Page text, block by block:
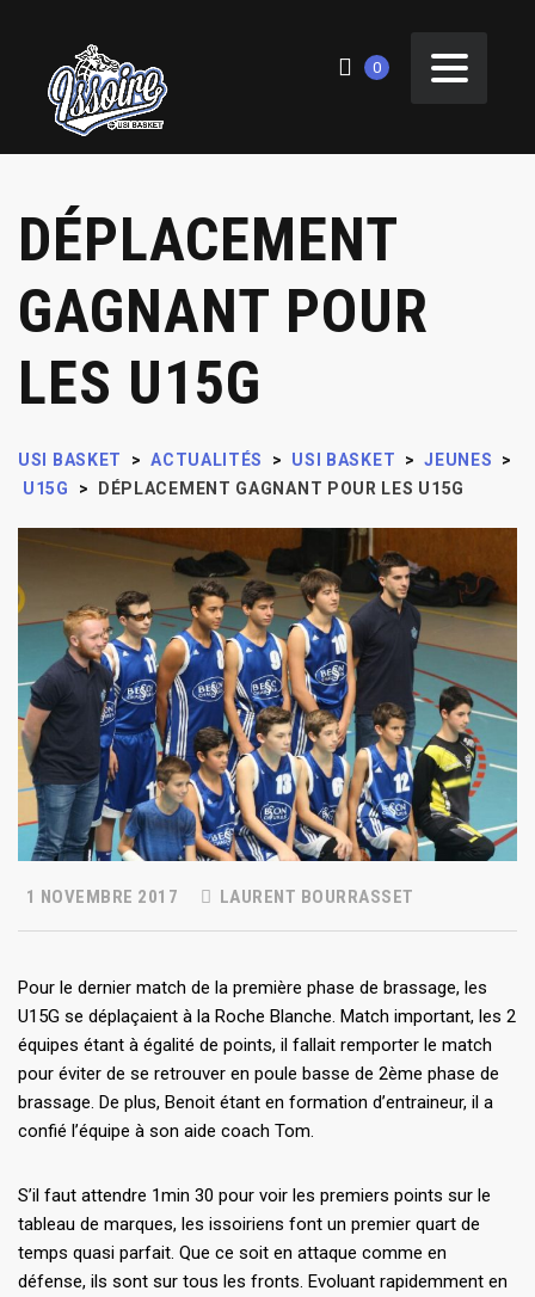
0
DÉPLACEMENT
GAGNANT POUR
LES U15G
USI BASKET > ACTUALITÉS > USI BASKET > JEUNES
>
U15G
> DÉPLACEMENT GAGNANT POUR LES U15G
1 NOVEMBRE 2017 LAURENT BOURRASSET
Pour le dernier match de la première phase de brassage, les
U15G se déplaçaient à la Roche Blanche. Match important, les 2
équipes étant à égalité de points, il fallait remporter le match
pour éviter de se retrouver en poule basse de 2ème phase de
brassage. De plus, Benoit étant en formation d’entraineur, il a
confié l’équipe à son aide coach Tom.
S’il faut attendre 1min 30 pour voir les premiers points sur le
tableau de marques, les issoiriens font un premier quart de
temps quasi parfait. Que ce soit en attaque comme en
défense, ils sont sur tous les fronts. Evoluant rapidemment en